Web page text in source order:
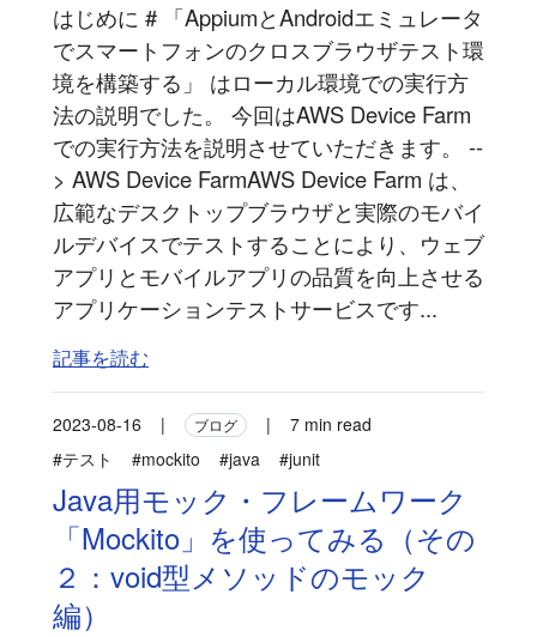
はじめに # 「AppiumとAndroidエミュレータ
でスマートフォンのクロスブラウザテスト環
境を構築する」 はローカル環境での実行方
法の説明でした。 今回はAWS Device Farm
での実行方法を説明させていただきます。 --
> AWS Device FarmAWS Device Farm は、
広範なデスクトップブラウザと実際のモバイ
ルデバイスでテストすることにより、ウェブ
アプリとモバイルアプリの品質を向上させる
アプリケーションテストサービスです...
記事を読む
2023-08-16 | ブログ |
7 min read
#テスト
#mockito #java #junit
Java用モック・フレームワーク
「Mockito」を使ってみる（その
２：void型メソッドのモック
編）